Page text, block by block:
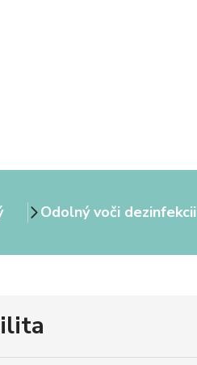
Odolný voči dezinfekcii